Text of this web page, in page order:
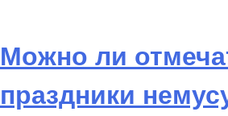
Можно ли
праздники